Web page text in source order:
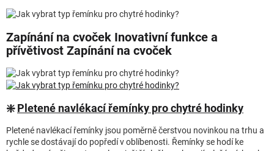
Zapínání na cvoček Inovativní funkce a
přívětivost Zapínání na cvoček
❇️Pletené navlékací řemínky pro chytré hodinky
Pletené navlékací řemínky jsou poměrně čerstvou novinkou na trhu a
rychle se dostávají do popředí v oblíbenosti. Řemínky se hodí ke